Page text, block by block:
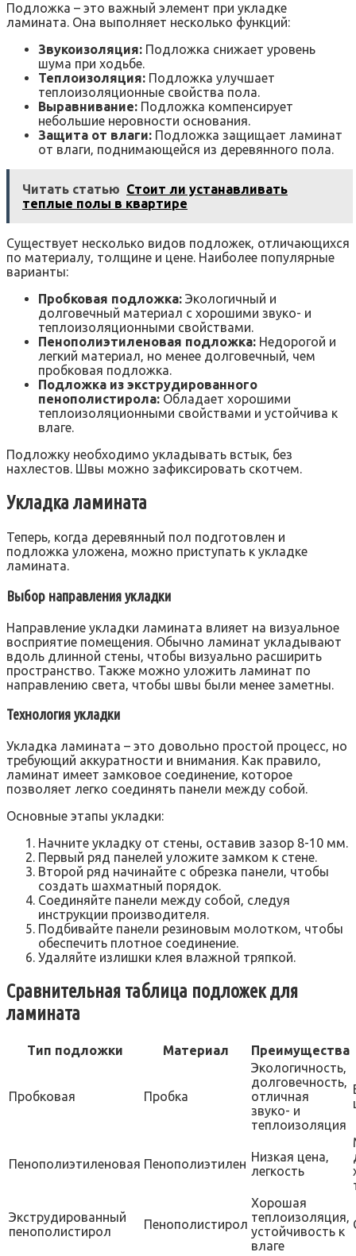
Подложка – это важный элемент при укладке
ламината. Она выполняет несколько функций:
Звукоизоляция: Подложка снижает уровень
шума при ходьбе.
Теплоизоляция: Подложка улучшает
теплоизоляционные свойства пола.
Выравнивание: Подложка компенсирует
небольшие неровности основания.
Защита от влаги: Подложка защищает ламинат
от влаги‚ поднимающейся из деревянного пола.
Читать статью Стоит ли устанавливать
теплые полы в квартире
Существует несколько видов подложек‚ отличающихся
по материалу‚ толщине и цене. Наиболее популярные
варианты:
Пробковая подложка: Экологичный и
долговечный материал с хорошими звуко- и
теплоизоляционными свойствами.
Пенополиэтиленовая подложка: Недорогой и
легкий материал‚ но менее долговечный‚ чем
пробковая подложка.
Подложка из экструдированного
пенополистирола: Обладает хорошими
теплоизоляционными свойствами и устойчива к
влаге.
Подложку необходимо укладывать встык‚ без
нахлестов. Швы можно зафиксировать скотчем.
Укладка ламината
Теперь‚ когда деревянный пол подготовлен и
подложка уложена‚ можно приступать к укладке
ламината.
Выбор направления укладки
Направление укладки ламината влияет на визуальное
восприятие помещения. Обычно ламинат укладывают
вдоль длинной стены‚ чтобы визуально расширить
пространство. Также можно уложить ламинат по
направлению света‚ чтобы швы были менее заметны.
Технология укладки
Укладка ламината – это довольно простой процесс‚ но
требующий аккуратности и внимания. Как правило‚
ламинат имеет замковое соединение‚ которое
позволяет легко соединять панели между собой.
Основные этапы укладки:
Начните укладку от стены‚ оставив зазор 8-10 мм.
Первый ряд панелей уложите замком к стене.
Второй ряд начинайте с обрезка панели‚ чтобы
создать шахматный порядок.
Соединяйте панели между собой‚ следуя
инструкции производителя.
Подбивайте панели резиновым молотком‚ чтобы
обеспечить плотное соединение.
Удаляйте излишки клея влажной тряпкой.
Сравнительная таблица подложек для
ламината
Тип подложки Материал Преимущества
Пробковая Пробка
Экологичность‚
долговечность‚
отличная
звуко- и
теплоизоляция
Пенополиэтиленовая Пенополиэтилен Низкая цена‚
легкость
Экструдированный
пенополистирол
Пенополистирол
Хорошая
теплоизоляция‚
устойчивость к
влаге